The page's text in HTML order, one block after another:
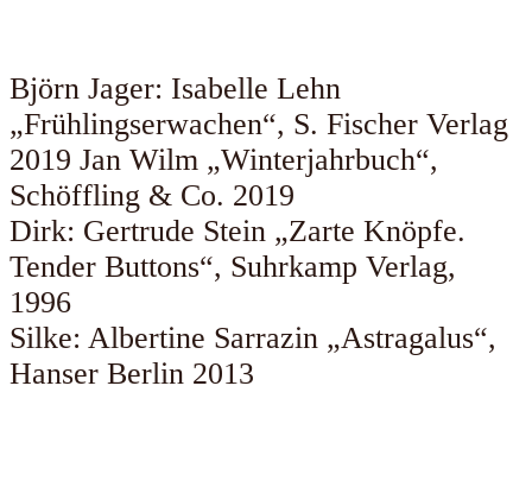
Björn Jager: Isabelle Lehn
„Frühlingserwachen“, S. Fischer Verlag
2019 Jan Wilm „Winterjahrbuch“,
Schöffling & Co. 2019
Dirk: Gertrude Stein „Zarte Knöpfe.
Tender Buttons“, Suhrkamp Verlag,
1996
Silke: Albertine Sarrazin „Astragalus“,
Hanser Berlin 2013